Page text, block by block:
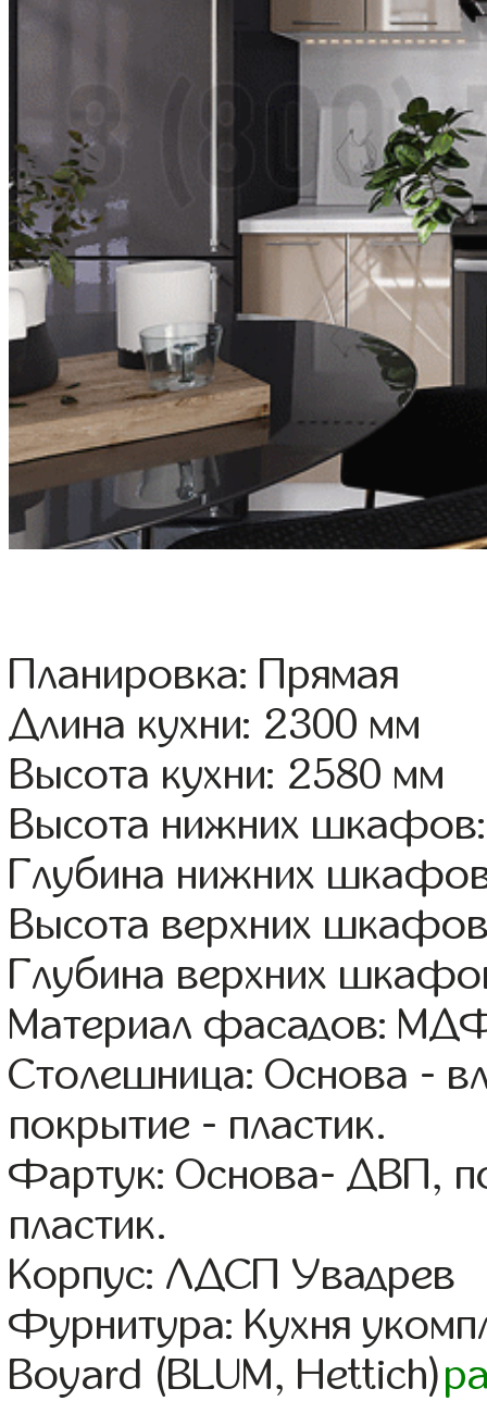
Планировка: Прямая
Длина кухни: 2300 мм
Высота кухни: 2580 мм
Высота нижних
Глубина нижних
Высота верхних
Глубина верхних
Материал фасадов:
Столешница: Основа -
покрытие - пластик.
Фартук: Основа- ДВП,
пластик.
Корпус: ЛДСП Увадрев
Фурнитура: Кухня
Boyard (BLUM, Hettich)